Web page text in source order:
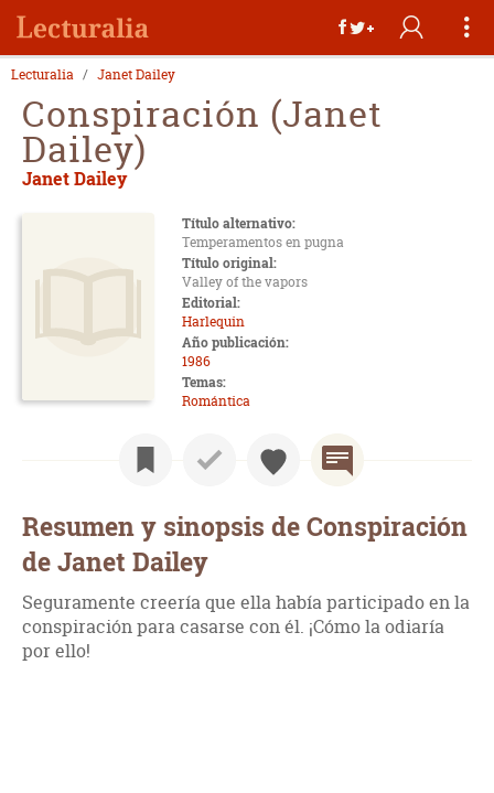
Lecturalia Janet Dailey
Conspiración (Janet
Dailey)
Janet Dailey
Título alternativo:
Temperamentos en pugna
Título original:
Valley of the vapors
Editorial:
Harlequin
Año publicación:
1986
Temas:
Romántica
Resumen y sinopsis de Conspiración
de Janet Dailey
Seguramente creería que ella había participado en la
conspiración para casarse con él. ¡Cómo la odiaría
por ello!